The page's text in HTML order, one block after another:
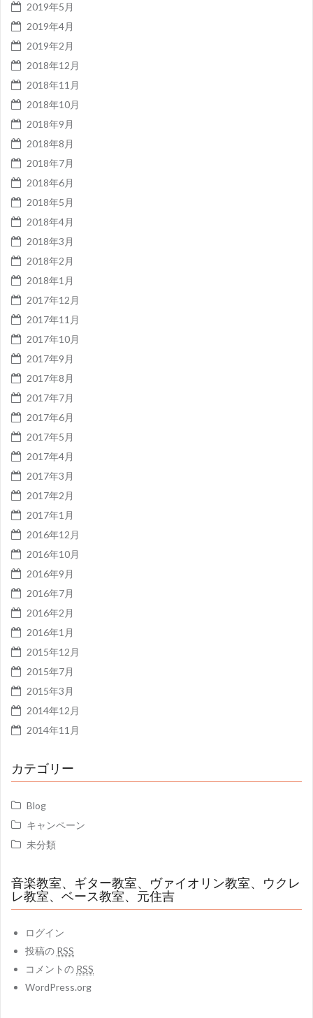
2019年5月
2019年4月
2019年2月
2018年12月
2018年11月
2018年10月
2018年9月
2018年8月
2018年7月
2018年6月
2018年5月
2018年4月
2018年3月
2018年2月
2018年1月
2017年12月
2017年11月
2017年10月
2017年9月
2017年8月
2017年7月
2017年6月
2017年5月
2017年4月
2017年3月
2017年2月
2017年1月
2016年12月
2016年10月
2016年9月
2016年7月
2016年2月
2016年1月
2015年12月
2015年7月
2015年3月
2014年12月
2014年11月
カテゴリー
Blog
キャンペーン
未分類
音楽教室、ギター教室、ヴァイオリン教室、ウクレ
レ教室、ベース教室、元住吉
ログイン
投稿の RSS
コメントの RSS
WordPress.org